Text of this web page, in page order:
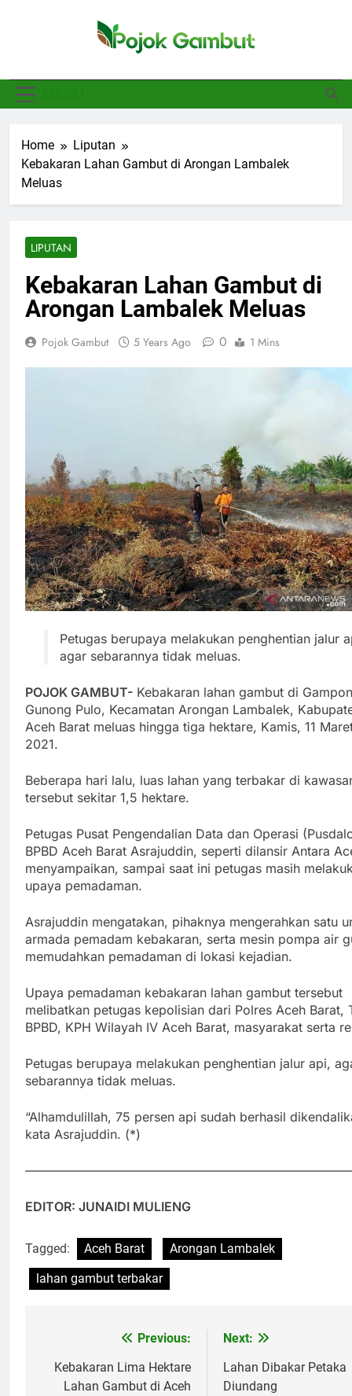
Pojok Gambut
Home
Liputan
Kebakaran Lahan Gambut di Arongan Lambalek
Meluas
LIPUTAN
Kebakaran Lahan Gambut di
Arongan Lambalek Meluas
Pojok Gambut 5 Years Ago 0 1 Mins
Petugas berupaya melakukan penghentian jalur
agar sebarannya tidak meluas.
POJOK GAMBUT- Kebakaran lahan gambut di
Gunong Pulo, Kecamatan Arongan Lambalek,
Aceh Barat meluas hingga tiga hektare, Kamis, 11
2021.
Beberapa hari lalu, luas lahan yang terbakar di
tersebut sekitar 1,5 hektare.
Petugas Pusat Pengendalian Data dan Operasi
BPBD Aceh Barat Asrajuddin, seperti dilansir Antara
menyampaikan, sampai saat ini petugas masih
upaya pemadaman.
Asrajuddin mengatakan, pihaknya mengerahkan satu
armada pemadam kebakaran, serta mesin pompa air
memudahkan pemadaman di lokasi kejadian.
Upaya pemadaman kebakaran lahan gambut tersebut
melibatkan petugas kepolisian dari Polres Aceh Barat,
BPBD, KPH Wilayah IV Aceh Barat, masyarakat serta
Petugas berupaya melakukan penghentian jalur api,
sebarannya tidak meluas.
“Alhamdulillah, 75 persen api sudah berhasil
kata Asrajuddin. (*)
EDITOR: JUNAIDI MULIENG
Tagged: Aceh Barat
Arongan Lambalek
lahan gambut terbakar
navigation
Previous:
Kebakaran Lima Hektare
Lahan Gambut di Aceh
Next:
Lahan Dibakar Petaka
Diundang